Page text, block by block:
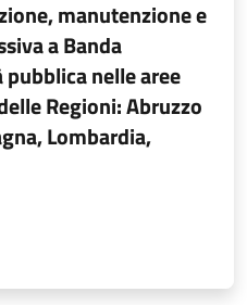
manutenzione e
a Banda
nelle aree
Regioni: Abruzzo
Lombardia,